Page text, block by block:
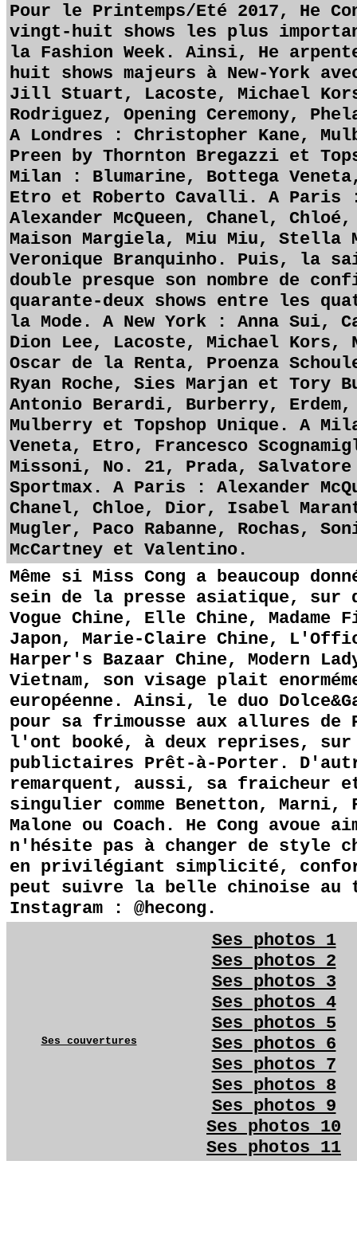
Pour le Printemps/Eté 2017, He
vingt-huit shows les plus
la Fashion Week. Ainsi, He
huit shows majeurs à New-York
Jill Stuart, Lacoste, Michael
Rodriguez, Opening Ceremony,
A Londres : Christopher Kane,
Preen by Thornton Bregazzi et
Milan : Blumarine, Bottega
Etro et Roberto Cavalli. A Paris
Alexander McQueen, Chanel,
Maison Margiela, Miu Miu, Stella
Veronique Branquinho. Puis, la
double presque son nombre de
quarante-deux shows entre les
la Mode. A New York : Anna Sui,
Dion Lee, Lacoste, Michael Kors,
Oscar de la Renta, Proenza
Ryan Roche, Sies Marjan et Tory
Antonio Berardi, Burberry, Erdem,
Mulberry et Topshop Unique. A
Veneta, Etro, Francesco
Missoni, No. 21, Prada, Salvatore
Sportmax. A Paris : Alexander
Chanel, Chloe, Dior, Isabel
Mugler, Paco Rabanne, Rochas,
McCartney et Valentino.
Même si Miss Cong a beaucoup
sein de la presse asiatique, sur
Vogue Chine, Elle Chine, Madame
Japon, Marie-Claire Chine,
Harper's Bazaar Chine, Modern
Vietnam, son visage plait
européenne. Ainsi, le duo
pour sa frimousse aux allures de
l'ont booké, à deux reprises, sur
publictaires Prêt-à-Porter.
remarquent, aussi, sa fraicheur et
singulier comme Benetton, Marni,
Malone ou Coach. He Cong avoue
n'hésite pas à changer de style
en privilégiant simplicité,
peut suivre la belle chinoise au
Instagram : @hecong.
Ses couvertures
Ses photos 1
Ses photos 2
Ses photos 3
Ses photos 4
Ses photos 5
Ses photos 6
Ses photos 7
Ses photos 8
Ses photos 9
Ses photos 10
Ses photos 11